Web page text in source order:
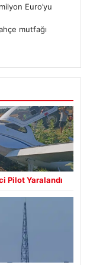
Euro’yu
mutfağı
Pilot Yaralandı